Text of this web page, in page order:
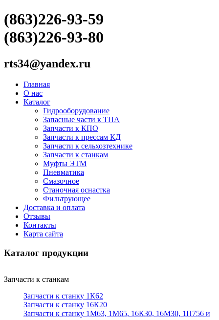
(863)226-93-59
(863)226-93-80
rts34@yandex.ru
Главная
О нас
Каталог
Гидрооборудование
Запасные части к ТПА
Запчасти к КПО
Запчасти к прессам КД
Запчасти к сельхозтехнике
Запчасти к станкам
Муфты ЭТМ
Пневматика
Смазочное
Станочная оснастка
Фильтрующее
Доставка и оплата
Отзывы
Контакты
Карта сайта
Каталог продукции
Запчасти к станкам
Запчасти к станку 1К62
Запчасти к станку 16К20
Запчасти к станку 1М63, 1М65, 16К30, 16М30, 1П756 и